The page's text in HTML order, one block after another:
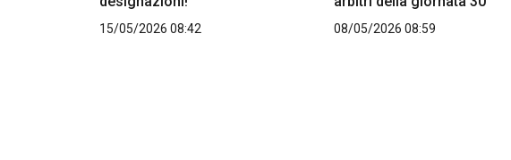
15/05/2026 08:42 08/05/2026 08:59